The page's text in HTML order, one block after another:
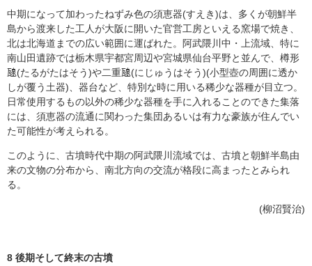
中期になって加わったねずみ色の須恵器(すえき)は、多くが朝鮮半
島から渡来した工人が大阪に開いた官営工房といえる窯場で焼き、
北は北海道までの広い範囲に運ばれた。阿武隈川中・上流域、特に
南山田遺跡では栃木県宇都宮周辺や宮城県仙台平野と並んで、樽形
𤭯(たるがたはそう)や二重𤭯(にじゅうはそう)(小型壺の周囲に透か
しが覆う土器)、器台など、特別な時に用いる稀少な器種が目立つ。
日常使用するもの以外の稀少な器種を手に入れることのできた集落
には、須恵器の流通に関わった集団あるいは有力な豪族が住んでい
た可能性が考えられる。
このように、古墳時代中期の阿武隈川流域では、古墳と朝鮮半島由
来の文物の分布から、南北方向の交流が格段に高まったとみられ
る。
(柳沼賢治)
8 後期そして終末の古墳